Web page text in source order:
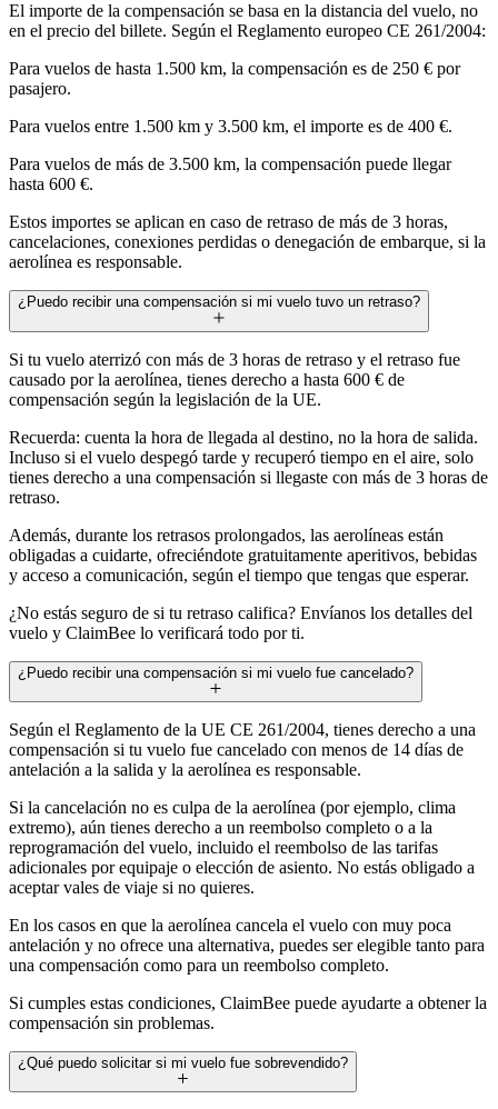
El importe de la compensación se basa en la distancia del vuelo, no
en el precio del billete. Según el Reglamento europeo CE 261/2004:
Para vuelos de hasta 1.500 km, la compensación es de 250 € por
pasajero.
Para vuelos entre 1.500 km y 3.500 km, el importe es de 400 €.
Para vuelos de más de 3.500 km, la compensación puede llegar
hasta 600 €.
Estos importes se aplican en caso de retraso de más de 3 horas,
cancelaciones, conexiones perdidas o denegación de embarque, si la
aerolínea es responsable.
¿Puedo recibir una compensación si mi vuelo tuvo un retraso?
Si tu vuelo aterrizó con más de 3 horas de retraso y el retraso fue
causado por la aerolínea, tienes derecho a hasta 600 € de
compensación según la legislación de la UE.
Recuerda: cuenta la hora de llegada al destino, no la hora de salida.
Incluso si el vuelo despegó tarde y recuperó tiempo en el aire, solo
tienes derecho a una compensación si llegaste con más de 3 horas de
retraso.
Además, durante los retrasos prolongados, las aerolíneas están
obligadas a cuidarte, ofreciéndote gratuitamente aperitivos, bebidas
y acceso a comunicación, según el tiempo que tengas que esperar.
¿No estás seguro de si tu retraso califica? Envíanos los detalles del
vuelo y ClaimBee lo verificará todo por ti.
¿Puedo recibir una compensación si mi vuelo fue cancelado?
Según el Reglamento de la UE CE 261/2004, tienes derecho a una
compensación si tu vuelo fue cancelado con menos de 14 días de
antelación a la salida y la aerolínea es responsable.
Si la cancelación no es culpa de la aerolínea (por ejemplo, clima
extremo), aún tienes derecho a un reembolso completo o a la
reprogramación del vuelo, incluido el reembolso de las tarifas
adicionales por equipaje o elección de asiento. No estás obligado a
aceptar vales de viaje si no quieres.
En los casos en que la aerolínea cancela el vuelo con muy poca
antelación y no ofrece una alternativa, puedes ser elegible tanto para
una compensación como para un reembolso completo.
Si cumples estas condiciones, ClaimBee puede ayudarte a obtener la
compensación sin problemas.
¿Qué puedo solicitar si mi vuelo fue sobrevendido?